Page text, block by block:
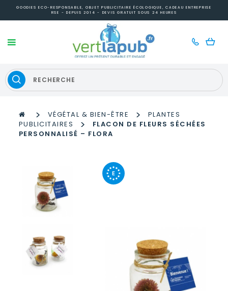
GOODIES ECO-RESPONSABLE, OBJET PUBLICITAIRE ÉCOLOGIQUE, CADEAU ENTREPRISE
RSE - DEPUIS 2014 - DEVIS GRATUIT SOUS 24 HEURES
> VÉGÉTAL & BIEN-ÊTRE >
PLANTES
PUBLICITAIRES
>
FLACON DE FLEURS SÉCHÉES
PERSONNALISÉ – FLORA